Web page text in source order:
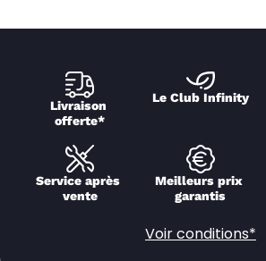
Livraison
offerte*
Le Club Infinity
Service après
vente
Meilleurs prix
garantis
Voir conditions*